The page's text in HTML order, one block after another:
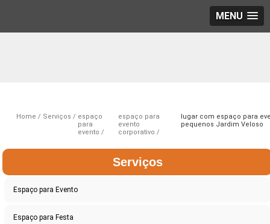
MENU
Home Serviços
espaço
para
evento
espaço para
evento
corporativo
lugar com espaço para
pequenos Jardim Veloso
Serviços
Espaço para Evento
Espaço para Festa